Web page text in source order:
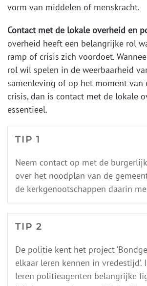
vorm van middelen of menskracht.
Contact met de lokale overheid en
overheid heeft een belangrijke rol
ramp of crisis zich voordoet.
rol wil spelen in de weerbaarheid
samenleving of op het moment van
crisis, dan is contact met de lokale
essentieel.
TIP 1
Neem contact op met de
over het noodplan van de
de kerkgenootschappen daarin
TIP 2
De politie kent het project
elkaar leren kennen in
leren politieagenten belangrijke